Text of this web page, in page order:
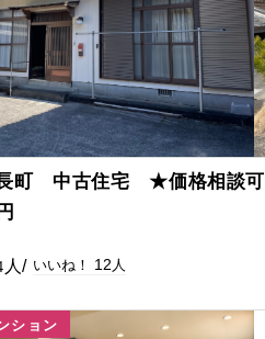
町 中古住宅 ★価格相談可
12
ション